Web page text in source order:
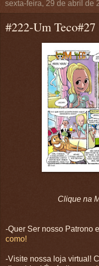
sexta-feira, 29 de abril de
#222-Um Teco#27
Clique na
-Quer Ser nosso Patrono
como!
-Visite nossa loja virtual!